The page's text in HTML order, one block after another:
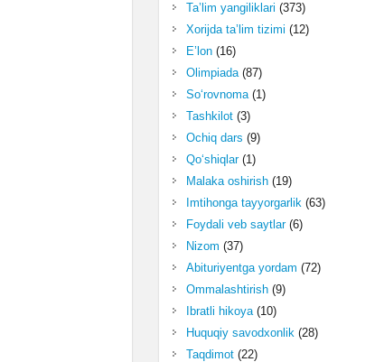
Ta’lim yangiliklari (373)
Xorijda ta’lim tizimi (12)
E’lon(16)
Olimpiada(87)
So‘rovnoma(1)
Tashkilot(3)
Ochiq dars (9)
Qo‘shiqlar(1)
Malaka oshirish(19)
Imtihonga tayyorgarlik(63)
Foydali veb saytlar(6)
Nizom (37)
Abituriyentga yordam (72)
Ommalashtirish(9)
Ibratli hikoya(10)
Huquqiy savodxonlik(28)
Taqdimot(22)